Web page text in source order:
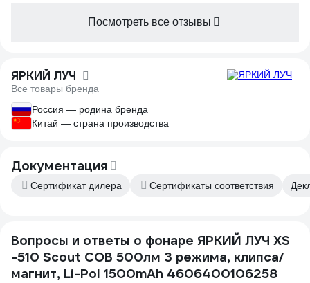
люминесцентной краской, а затем
Посмотреть все отзывы
ЯРКИЙ ЛУЧ
Все товары бренда
Россия — родина бренда
Китай — страна производства
Документация
Сертификат дилера Сертификаты соответствия
Вопросы и ответы о фонаре ЯРКИЙ ЛУЧ XS
-510 Scout COB 500лм 3 режима, клипса/
магнит, Li-Pol 1500mAh 4606400106258